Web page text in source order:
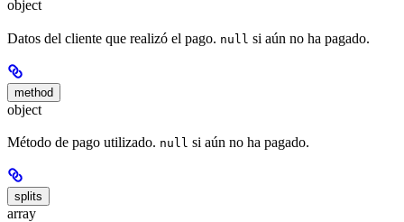
object
Datos del cliente que realizó el pago. null si aún no ha pagado.
method
object
Método de pago utilizado. null si aún no ha pagado.
splits
array